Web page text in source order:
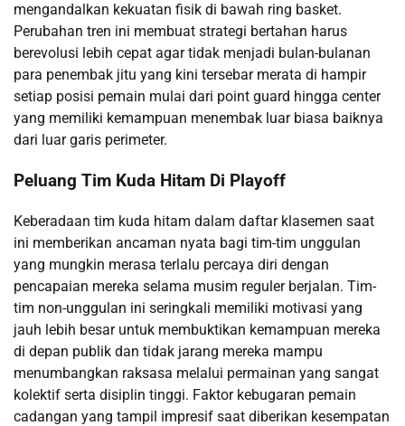
mengandalkan kekuatan fisik di bawah ring basket.
Perubahan tren ini membuat strategi bertahan harus
berevolusi lebih cepat agar tidak menjadi bulan-bulanan
para penembak jitu yang kini tersebar merata di hampir
setiap posisi pemain mulai dari point guard hingga center
yang memiliki kemampuan menembak luar biasa baiknya
dari luar garis perimeter.
Peluang Tim Kuda Hitam Di Playoff
Keberadaan tim kuda hitam dalam daftar klasemen saat
ini memberikan ancaman nyata bagi tim-tim unggulan
yang mungkin merasa terlalu percaya diri dengan
pencapaian mereka selama musim reguler berjalan. Tim-
tim non-unggulan ini seringkali memiliki motivasi yang
jauh lebih besar untuk membuktikan kemampuan mereka
di depan publik dan tidak jarang mereka mampu
menumbangkan raksasa melalui permainan yang sangat
kolektif serta disiplin tinggi. Faktor kebugaran pemain
cadangan yang tampil impresif saat diberikan kesempatan